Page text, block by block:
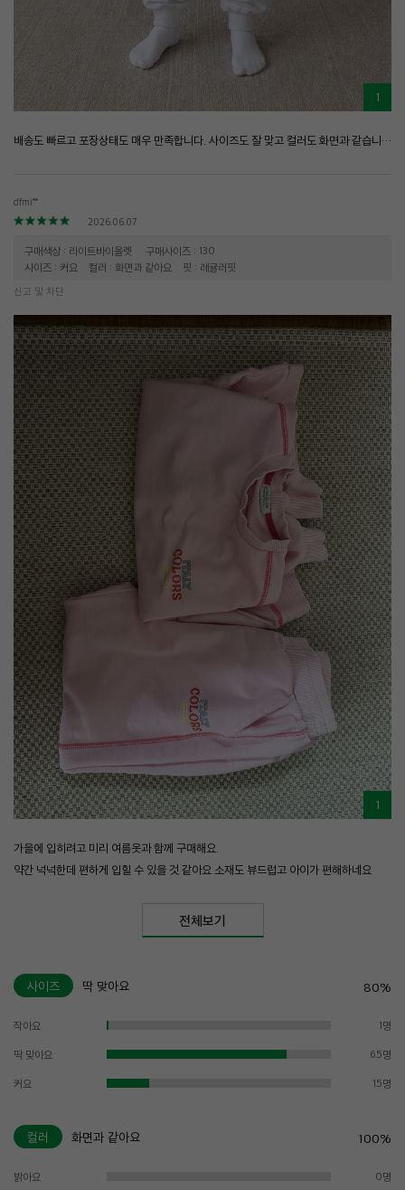
1
배송도 빠르고 포장상태도 매우 만족합니다. 사이즈도 잘 맞고 컬러도 화면과 같습니다. 운동할때 편하게 입히기 좋아요
dfmi**
2026.06.07
구매색상 : 라이트바이올렛
구매사이즈 : 130
사이즈 : 커요
컬러 : 화면과 같아요 핏 : 레귤러핏
신고 및 차단
1
가을에 입히려고 미리 여름옷과 함께 구매해요.
약간 넉넉한데 편하게 입힐 수 있을 것 같아요 소재도 뷰드럽고 아이가 편해하네요
전체보기
사이즈 딱 맞아요 80%
작아요 1명
딱 맞아요 65명
커요 15명
컬러 화면과 같아요 100%
밝아요 0명